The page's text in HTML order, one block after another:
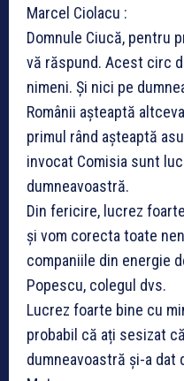
Marcel Ciolacu :
Domnule Ciucă, pentru
vă răspund. Acest circ
nimeni. Și nici pe
Românii așteaptă
primul rând așteaptă
invocat Comisia sunt
dumneavoastră.
Din fericire, lucrez
și vom corecta toate
companiile din energie
Popescu, colegul dvs.
Lucrez foarte bine cu
probabil că ați sesizat
dumneavoastră și-a dat